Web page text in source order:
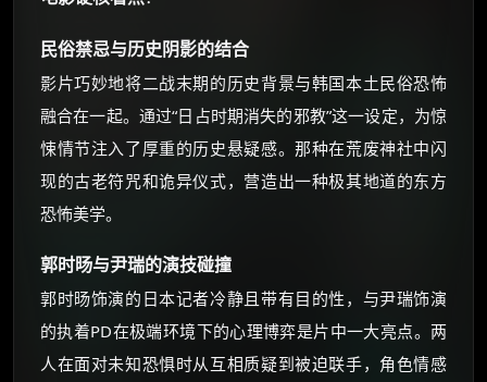
民俗禁忌与历史阴影的结合
影片巧妙地将二战末期的历史背景与韩国本土民俗恐怖
融合在一起。通过“日占时期消失的邪教”这一设定，为惊
悚情节注入了厚重的历史悬疑感。那种在荒废神社中闪
现的古老符咒和诡异仪式，营造出一种极其地道的东方
恐怖美学。
郭时旸与尹瑞的演技碰撞
郭时旸饰演的日本记者冷静且带有目的性，与尹瑞饰演
的执着PD在极端环境下的心理博弈是片中一大亮点。两
人在面对未知恐惧时从互相质疑到被迫联手，角色情感